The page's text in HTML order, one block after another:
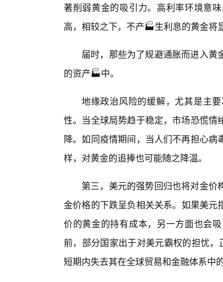
著削弱黄金的吸引力。高利率环境意
高，相较之下，不产🏭生利息的黄金将
届时，那些为了规避通胀而进入
的资产🏭中。
地缘政治风险的缓解，尤其是主
性。当全球局势趋于稳定，市场恐慌
降。如同疫情期间，当人们不再担心
样，对黄金的追捧也可能随之降温。
第三，美元的强势回归也将对金
金价格的下跌呈负相关关系。如果美
价的黄金的持有成本，另一方面也会
前，部分国家出于对美元霸权的担忧
短期内失去其在全球贸易和金融体系中